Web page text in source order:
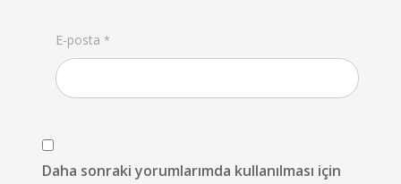
E-posta *
Daha sonraki yorumlarımda kullanılması için